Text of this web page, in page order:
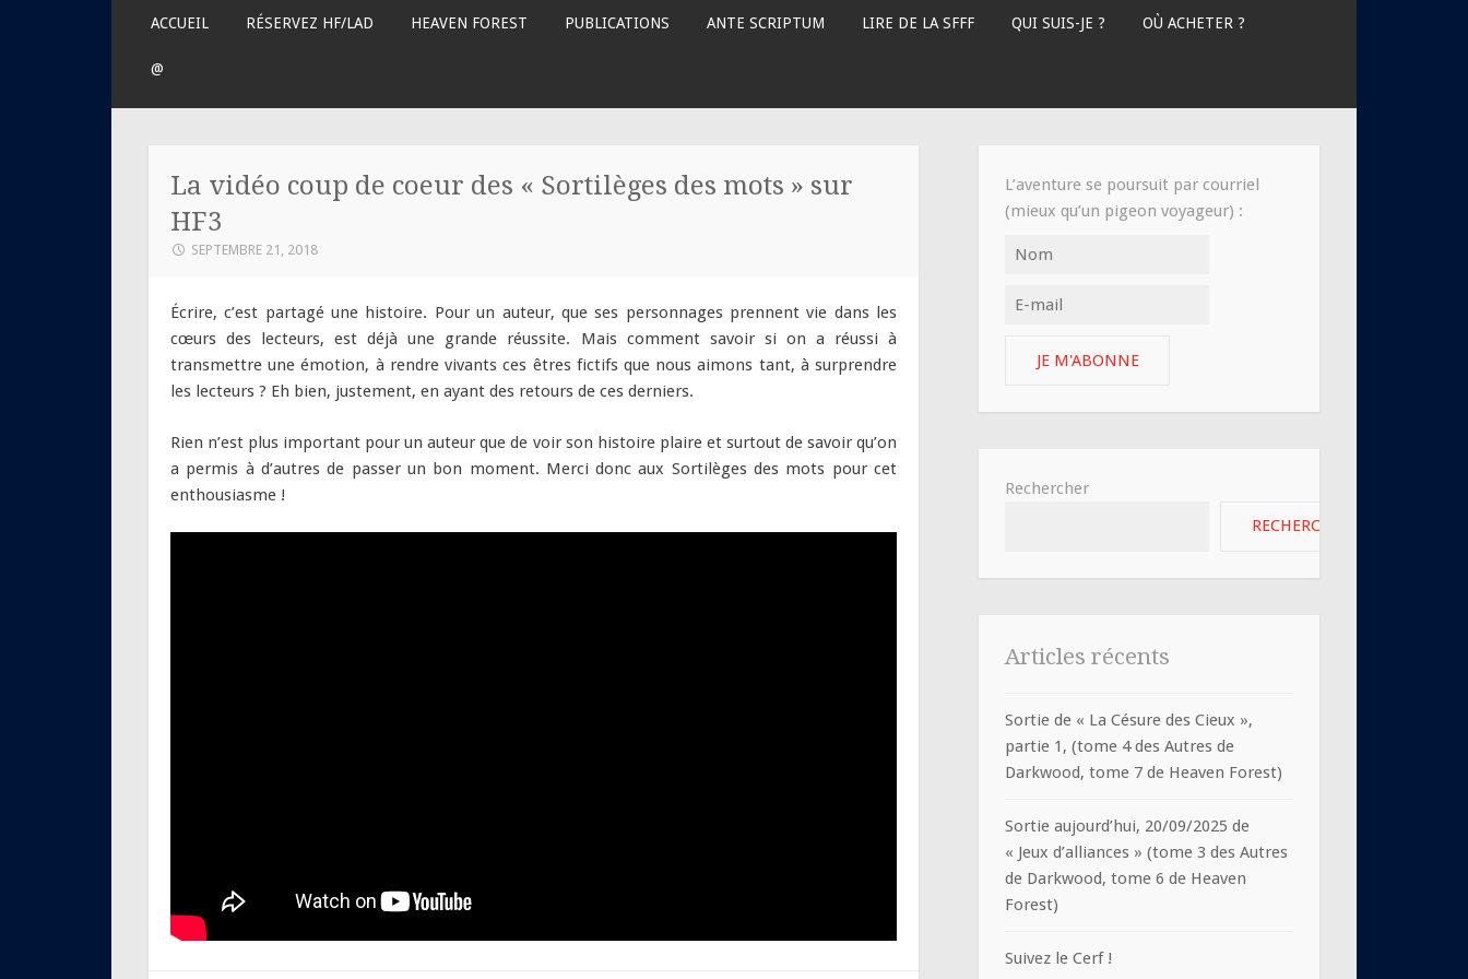
ACCUEIL RÉSERVEZ HF/LAD HEAVEN FOREST PUBLICATIONS ANTE SCRIPTUM LIRE DE LA SFFF QUI SUIS-JE ? OÙ ACHETER ?
@
La vidéo coup de coeur des « Sortilèges des mots » sur
HF3
SEPTEMBRE 21, 2018
Écrire, c’est partagé une histoire. Pour un auteur, que ses personnages prennent vie dans les
cœurs des lecteurs, est déjà une grande réussite. Mais comment savoir si on a réussi à
transmettre une émotion, à rendre vivants ces êtres fictifs que nous aimons tant, à surprendre
les lecteurs ? Eh bien, justement, en ayant des retours de ces derniers.
Rien n’est plus important pour un auteur que de voir son histoire plaire et surtout de savoir qu’on
a permis à d’autres de passer un bon moment. Merci donc aux Sortilèges des mots pour cet
enthousiasme !
L’aventure se poursuit par courriel
(mieux qu’un pigeon voyageur) :
JE M'ABONNE
Rechercher
RECHERCHER
Articles récents
Sortie de « La Césure des Cieux »,
partie 1, (tome 4 des Autres de
Darkwood, tome 7 de Heaven Forest)
Sortie aujourd’hui, 20/09/2025 de
« Jeux d’alliances » (tome 3 des Autres
de Darkwood, tome 6 de Heaven
Forest)
Suivez le Cerf !